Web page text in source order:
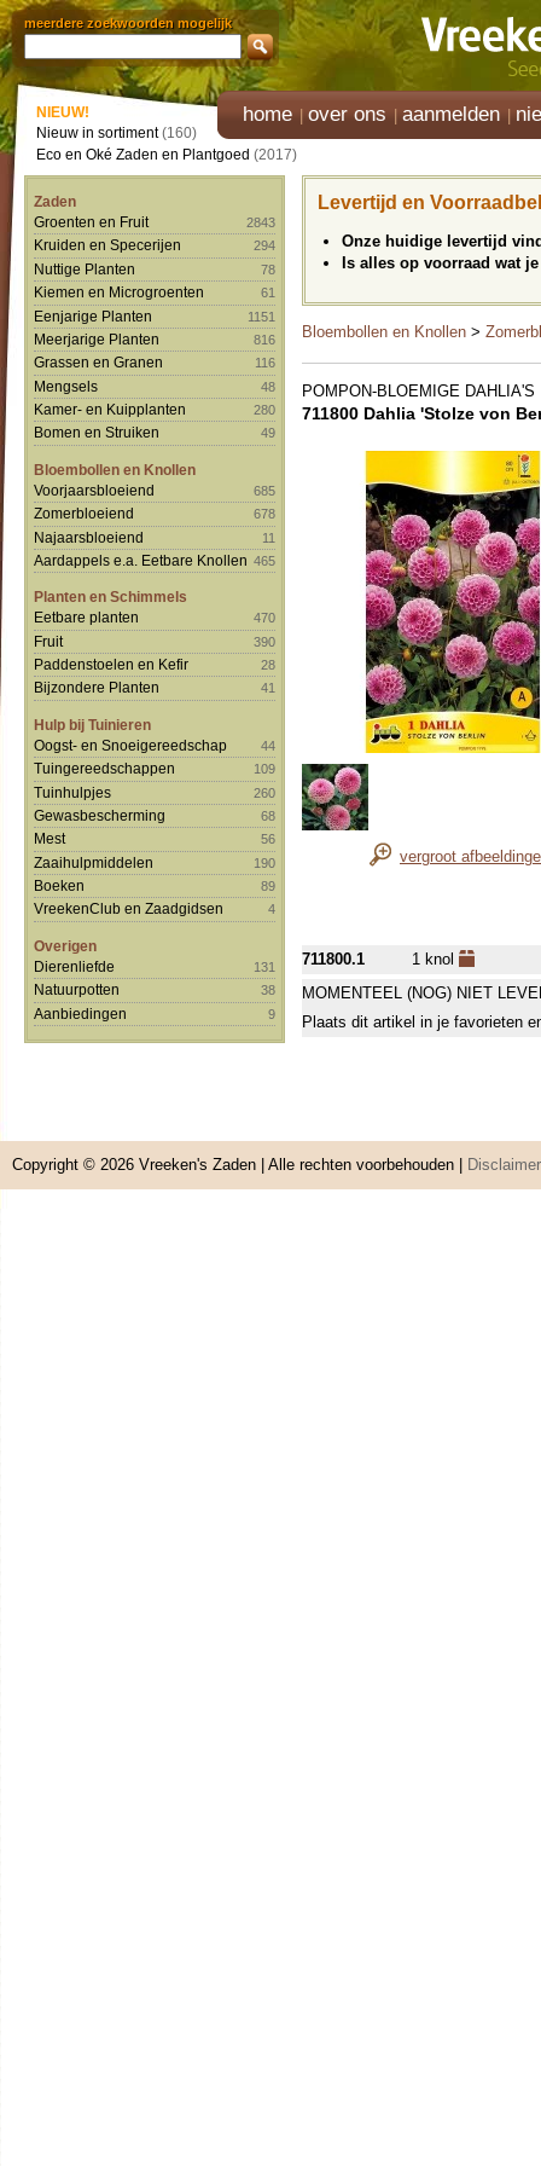
meerdere zoekwoorden mogelijk
home over ons aanmelden
NIEUW!
Nieuw in sortiment(160)
Eco en Oké Zaden en Plantgoed (2017)
Zaden
Groenten en Fruit
2843
Kruiden en Specerijen 294
Nuttige Planten 78
Kiemen en Microgroenten 61
Eenjarige Planten 1151
Meerjarige Planten 816
Grassen en Granen 116
Mengsels 48
Kamer- en Kuipplanten 280
Bomen en Struiken 49
Bloembollen en Knollen
Voorjaarsbloeiend
685
Zomerbloeiend 678
Najaarsbloeiend 11
Aardappels e.a. Eetbare Knollen 465
Planten en Schimmels
Eetbare planten
470
Fruit 390
Paddenstoelen en Kefir 28
Bijzondere Planten 41
Hulp bij Tuinieren
Oogst- en Snoeigereedschap
44
Tuingereedschappen 109
Tuinhulpjes 260
Gewasbescherming 68
Mest 56
Zaaihulpmiddelen 190
Boeken 89
VreekenClub en Zaadgidsen 4
Overigen
Dierenliefde
131
Natuurpotten 38
Aanbiedingen 9
Levertijd en
Onze huidige levertijd
Is alles op voorraad wat
Bloembollen en Knollen >
POMPON-BLOEMIGE DAHLIA'S
711800 Dahlia 'Stolze von
vergroot
711800.1
1 knol
MOMENTEEL (NOG) NIET
Plaats dit artikel in je favorieten
Copyright © 2026 Vreeken's Zaden | Alle rechten voorbehouden | Disclaimer